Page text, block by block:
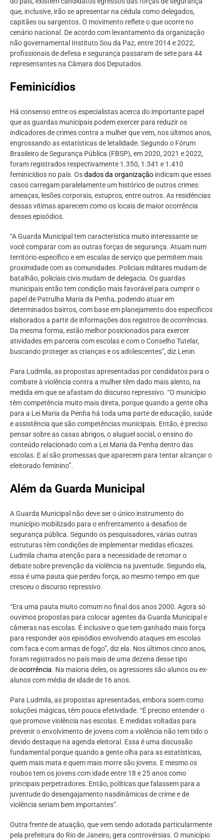
que, inclusive, irão se apresentar na cédula como delegados,
capitães ou sargentos. O movimento reflete o que ocorre no
cenário nacional. De acordo com levantamento da organização
não governamental Instituto Sou da Paz, entre 2014 e 2022,
profissionais de defesa e segurança passaram de sete para 44
representantes na Câmara dos Deputados.
Feminicídios
Há consenso entre os especialistas acerca do importante papel
que as guardas municipais podem exercer para reduzir os
indicadores de crimes contra a mulher que vem, nos últimos anos,
engrossando as estatísticas de letalidade. Segundo o Fórum
Brasileiro de Segurança Pública (FBSP), em 2020, 2021 e 2022,
foram registrados respectivamente 1.350, 1.341 e 1.410
feminicídios no país. Osdados da organização indicam que esses
casos carregam paralelamente um histórico de outros crimes:
ameaças, lesões corporais, estupros, entre outros. As residências
dessas vítimas aparecem como os locais de maior ocorrência
desses episódios.
“A Guarda Municipal tem característica muito interessante se
você comparar com as outras forças de segurança. Atuam num
território específico e em escalas de serviço que permitem mais
proximidade com as comunidades. Policiais militares mudam de
batalhão, policiais civis mudam de delegacia. Os guardas
municipais então tem condição mais favorável para cumprir o
papel de Patrulha Maria da Penha, podendo atuar em
determinados bairros, com base em planejamento dos específicos
elaborados a partir de informações dos registros de ocorrências.
Da mesma forma, estão melhor posicionados para exercer
atividades em parceria com escolas e com o Conselho Tutelar,
buscando proteger as crianças e os adolescentes”, diz Lenin.
Para Ludmila, as propostas apresentadas por candidatos para o
combate à violência contra a mulher têm dado mais alento, na
medida em que se afastam do discurso repressivo. “O município
têm competência muito mais direta, porque quando a gente olha
para a Lei Maria da Penha há toda uma parte de educação, saúde
e assistência que são competências municipais. Então, é preciso
pensar sobre as casas abrigos, o aluguel social, o ensino do
conteúdo relacionado com a Lei Maria da Penha dentro das
escolas. E aí são promessas que aparecem para tentar alcançar o
eleitorado feminino”.
Além da Guarda Municipal
A Guarda Municipal não deve ser o único instrumento do
município mobilizado para o enfrentamento a desafios de
segurança pública. Segundo os pesquisadores, várias outras
estruturas têm condições de implementar medidas eficazes.
Ludmila chama atenção para a necessidade de retomar o
debate sobre prevenção da violência na juventude. Segundo ela,
essa é uma pauta que perdeu força, ao mesmo tempo em que
cresceu o discurso repressivo.
“Era uma pauta muito comum no final dos anos 2000. Agora só
ouvimos propostas para colocar agentes da Guarda Municipal e
câmeras nas escolas. É inclusive o que tem ganhado mais força
para responder aos episódios envolvendo ataques em escolas
com faca e com armas de fogo”, diz ela. Nos últimos cinco anos,
foram registrados no país mais de uma dezena desse tipo
deocorrência. Na maioria deles, os agressores são alunos ou ex-
alunos com média de idade de 16 anos.
Para Ludmila, as propostas apresentadas, embora soem como
soluções mágicas, têm pouca efetividade. “É preciso entender o
que promove violência nas escolas. E medidas voltadas para
prevenir o envolvimento de jovens com a violência não tem tido o
devido destaque na agenda eleitoral. Essa é uma discussão
fundamental porque quando a gente olha para as estatísticas,
quem mais mata e quem mais morre são jovens. E mesmo os
roubos tem os jovens com idade entre 18 e 25 anos como
principais perpetradores. Então, políticas que falassem para a
juventude do desengajamento nasdinâmicas de crime e de
violência seriam bem importantes”.
Outra frente de atuação, que vem sendo adotada particularmente
pela prefeitura do Rio de Janeiro, gera controvérsias. O município